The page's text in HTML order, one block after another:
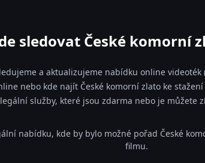
sledovat České komorní
a aktualizujeme nabídku online videoték
nebo kde najít České komorní zlato ke
služby, které jsou zdarma nebo je můžete
nabídku, kde by bylo možné pořad České
filmu.